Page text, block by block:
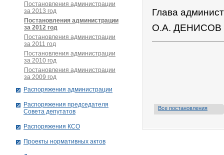
Глава
О.А. ДЕНИСОВ
Все постановления
Постановления администрации
за 2013 год
Постановления администрации
за 2012 год
Постановления администрации
за 2011 год
Постановления администрации
за 2010 год
Постановления администрации
за 2009 год
Распоряжения администрации
Распоряжения председателя
Совета депутатов
Распоряжения КСО
Проекты нормативных актов